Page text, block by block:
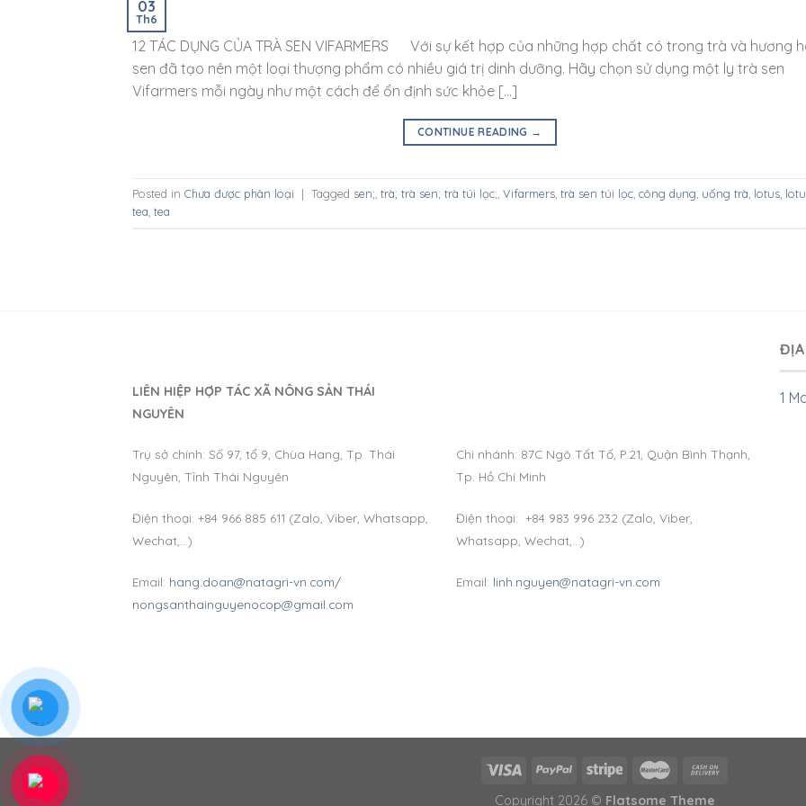
03
Th6
12 TÁC DỤNG CỦA TRÀ SEN VIFARMERS Với sự kết hợp của những hợp chất có trong trà và hương
sen đã tạo nên một loại thượng phẩm có nhiều giá trị dinh dưỡng. Hãy chọn sử dụng một ly trà sen
Vifarmers mỗi ngày như một cách để ổn định sức khỏe […]
CONTINUE READING →
Posted in Chưa được phân loại | Tagged sen; trà; trà sen; trà túi lọc; Vifarmers trà sen túi lọc công dụng uống trà lotus
tea tea
LIÊN HIỆP HỢP TÁC XÃ NÔNG SẢN THÁI
NGUYÊN
Trụ sở chính: Số 97, tổ 9, Chùa Hang, Tp. Thái
Nguyên, Tỉnh Thái Nguyên
Điện thoại: +84 966 885 611 (Zalo, Viber, Whatsapp,
Wechat,…)
Email: hang.doan@natagri-vn.com/
nongsanthainguyenocop@gmail.com
Chi nhánh: 87C Ngô Tất Tố, P.21, Quận Bình Thạnh,
Tp. Hồ Chí Minh
Điện thoại: +84 983 996 232 (Zalo, Viber,
Whatsapp, Wechat,…)
Email: linh.nguyen@natagri-vn.com
ĐỊA
1
Copyright 2026 © Flatsome Theme